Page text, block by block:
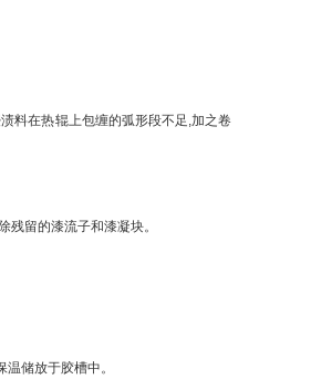
料在热辊上包缠的弧形段不足,加之卷
留的漆流子和漆凝块。
储放于胶槽中。